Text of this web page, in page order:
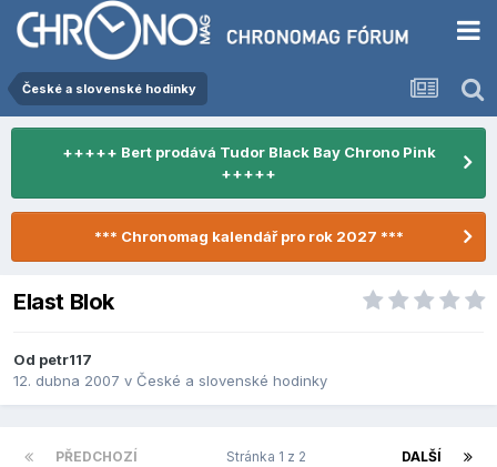
České a slovenské hodinky
+++++ Bert prodává Tudor Black Bay Chrono Pink
+++++
*** Chronomag kalendář pro rok 2027 ***
Elast Blok
Od petr117
12. dubna 2007 v České a slovenské hodinky
PŘEDCHOZÍ DALŠÍ
Stránka 1 z 2